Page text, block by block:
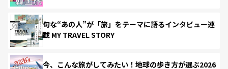
旬な“あの人”が「旅」をテーマに語るインタビュー連
載 MY TRAVEL STORY
今、こんな旅がしてみたい！地球の歩き方が選ぶ2026